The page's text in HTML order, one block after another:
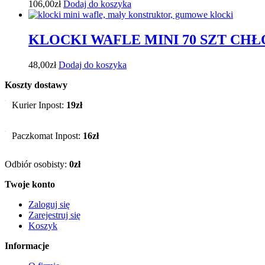
106,00zł Dodaj do koszyka
KLOCKI WAFLE MINI 70 SZT
48,00zł Dodaj do koszyka
Koszty dostawy
Kurier Inpost: 19zł
Paczkomat Inpost: 16zł
Odbiór osobisty: 0zł
Twoje konto
Zaloguj się
Zarejestruj się
Koszyk
Informacje